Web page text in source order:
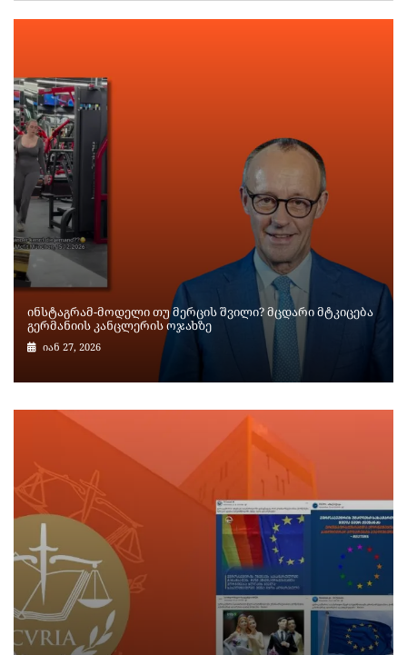
ინსტაგრამ-მოდელი თუ მერცის შვილი? მცდარი მტკიცება
გერმანიის კანცლერის ოჯახზე
იან 27, 2026